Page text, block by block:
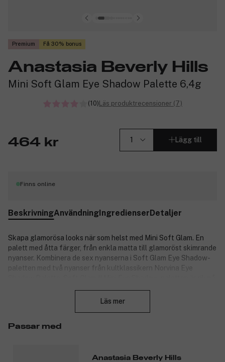
Premium Få 30% bonus
Anastasia Beverly Hills
Mini Soft Glam Eye Shadow Palette 6,4g
(10)Läs produktrecensioner (7)
464 kr Lägg till
Finns online
BeskrivningAnvändningIngredienserDetaljer
Skapa glamorösa looks när som helst med Mini Soft Glam. En
palett med åtta färger, från enkla matta till glamoröst skimrande
nyanser. Kombinera de sex nyanserna i Soft Glam Eye Shadow-
paletten med två nyanser från kultklassikern Norvina Eye
en helt naturlig look till en riktig fest.
3205828
Läs mer
Passar med
Anastasia Beverly Hills